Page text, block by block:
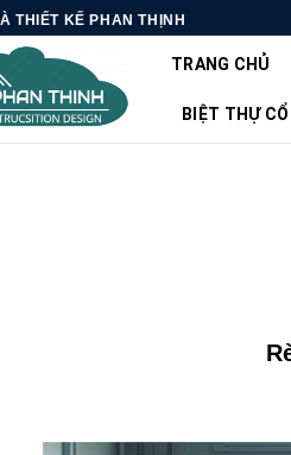
THIẾT KẾ PHAN THỊNH
TRANG CHỦ
BIỆT THỰ